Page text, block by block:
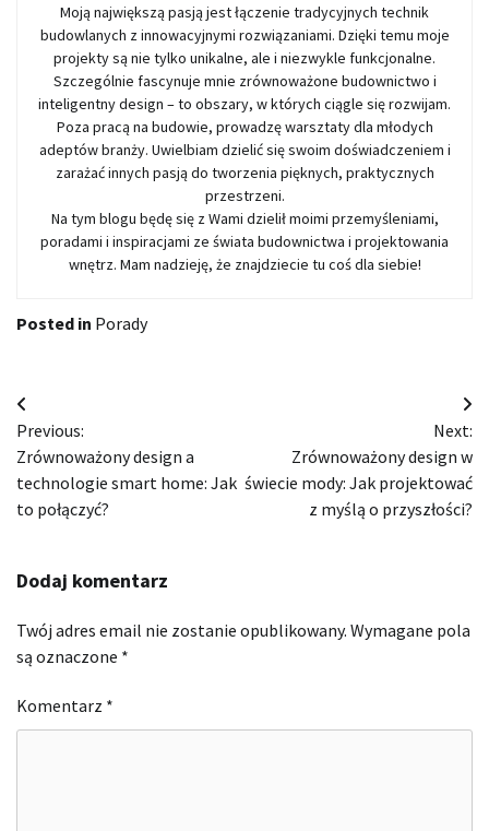
Moją największą pasją jest łączenie tradycyjnych technik
budowlanych z innowacyjnymi rozwiązaniami. Dzięki temu moje
projekty są nie tylko unikalne, ale i niezwykle funkcjonalne.
Szczególnie fascynuje mnie zrównoważone budownictwo i
inteligentny design – to obszary, w których ciągle się rozwijam.
Poza pracą na budowie, prowadzę warsztaty dla młodych
adeptów branży. Uwielbiam dzielić się swoim doświadczeniem i
zarażać innych pasją do tworzenia pięknych, praktycznych
przestrzeni.
Na tym blogu będę się z Wami dzielił moimi przemyśleniami,
poradami i inspiracjami ze świata budownictwa i projektowania
wnętrz. Mam nadzieję, że znajdziecie tu coś dla siebie!
Posted in Porady
Nawigacja
wpisu
Previous:
Zrównoważony design a
technologie smart home: Jak
to połączyć?
Next:
Zrównoważony design w
świecie mody: Jak projektować
z myślą o przyszłości?
Dodaj komentarz
Twój adres email nie zostanie opublikowany. Wymagane pola
są oznaczone *
Komentarz *